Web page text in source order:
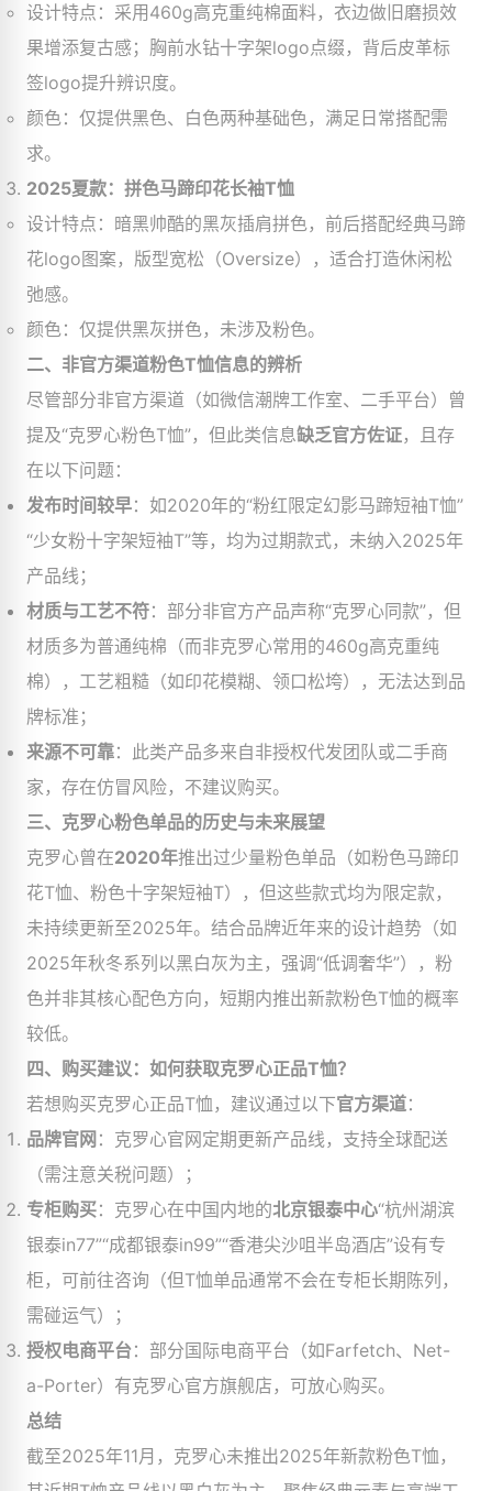
设计特点：采用460g高克重纯棉面料，衣边做旧磨损效
果增添复古感；胸前水钻十字架logo点缀，背后皮革标
签logo提升辨识度。
颜色：仅提供黑色、白色两种基础色，满足日常搭配需
求。
2025夏款：拼色马蹄印花长袖T恤
设计特点：暗黑帅酷的黑灰插肩拼色，前后搭配经典马蹄
花logo图案，版型宽松（Oversize），适合打造休闲松
弛感。
颜色：仅提供黑灰拼色，未涉及粉色。
二、非官方渠道粉色T恤信息的辨析
尽管部分非官方渠道（如微信潮牌工作室、二手平台）曾
提及“克罗心粉色T恤”，但此类信息缺乏官方佐证，且存
在以下问题：
发布时间较早​：如2020年的“粉红限定幻影马蹄短袖T恤”
“少女粉十字架短袖T”等，均为过期款式，未纳入2025年
产品线；
材质与工艺不符​：部分非官方产品声称“克罗心同款”，但
材质多为普通纯棉（而非克罗心常用的460g高克重纯
棉），工艺粗糙（如印花模糊、领口松垮），无法达到品
牌标准；
来源不可靠​：此类产品多来自非授权代发团队或二手商
家，存在仿冒风险，不建议购买。
三、克罗心粉色单品的历史与未来展望
克罗心曾在2020年推出过少量粉色单品（如粉色马蹄印
花T恤、粉色十字架短袖T），但这些款式均为限定款，
未持续更新至2025年。结合品牌近年来的设计趋势（如
2025年秋冬系列以黑白灰为主，强调“低调奢华”），粉
色并非其核心配色方向，短期内推出新款粉色T恤的概率
较低。
四、购买建议：如何获取克罗心正品T恤？​
若想购买克罗心正品T恤，建议通过以下官方渠道​：
品牌官网 ​：克罗心官网定期更新产品线，支持全球配送
（需注意关税问题）；
专柜购买​：克罗心在中国内地的北京银泰中心​“杭州湖滨
银泰in77”“成都银泰in99”“香港尖沙咀半岛酒店”设有专
柜，可前往咨询（但T恤单品通常不会在专柜长期陈列，
需碰运气）；
授权电商平台​：部分国际电商平台（如Farfetch、Net-
a-Porter）有克罗心官方旗舰店，可放心购买。
总结
截至2025年11月，克罗心未推出2025年新款粉色T恤，